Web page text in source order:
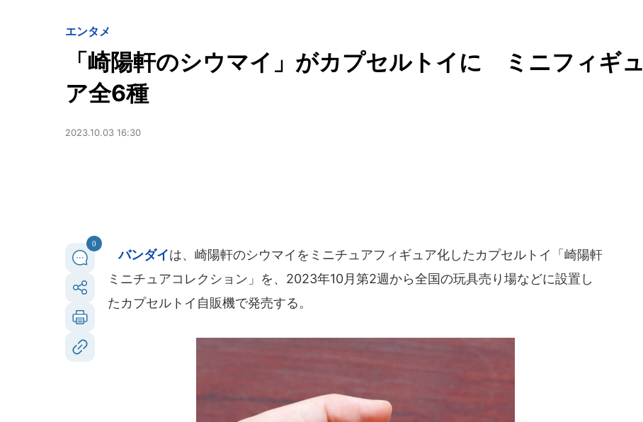
エンタメ
「崎陽軒のシウマイ」がカプセルトイに ミニフィギュ
ア全6種
2023.10.03 16:30
0
バンダイは、崎陽軒のシウマイをミニチュアフィギュア化したカプセルトイ「崎陽軒
ミニチュアコレクション」を、2023年10月第2週から全国の玩具売り場などに設置し
たカプセルトイ自販機で発売する。